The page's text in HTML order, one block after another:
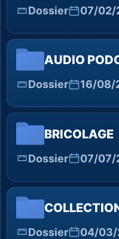
Dossier 07/02/
AUDIO
Dossier 16/08/
BRICOLAGE
Dossier 07/07/
Dossier 04/03/